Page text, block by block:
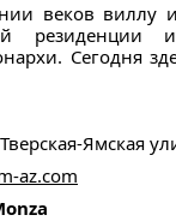
веков виллу
резиденции
Сегодня
Ямская
az.com